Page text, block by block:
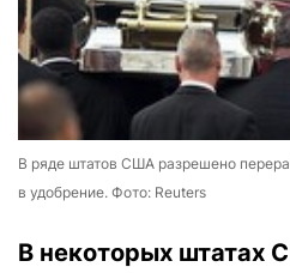
В ряде штатов США разрешено
в удобрение. Фото: Reuters
В некоторых штатах